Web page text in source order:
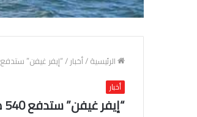
الرئيسية/أخبار/“إيفر غيفن” ستدفع 540 مليون دولار تعويضا لقناة السويس
أخبار
“إيفر غيفن” ستدفع 540 مليون دولار تعويضا لقناة السويس